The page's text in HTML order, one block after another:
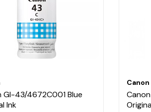
ev kullanıcıları ve küçük işletmeler
edilmesini sağlar.
GI-43/4672C001 Blue
Ink
Canon